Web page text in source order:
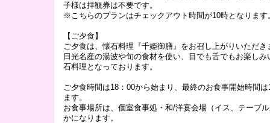
子様は拝観券は不要です。
※こちらのプランはチェックアウト時間が10時となります
【ご夕食】
ご夕食は、懐石料理『千姫御膳』をお召し上がりいただき
日光名産の湯波や旬の食材を使い、目でも舌でもお楽しみ
石料理となっております。
ご夕食時間は18：00から始まり、最終のお食事開始時間
ます。
お食事場所は、個室食事処・和/洋宴会場（イス、テーブ
かになります。